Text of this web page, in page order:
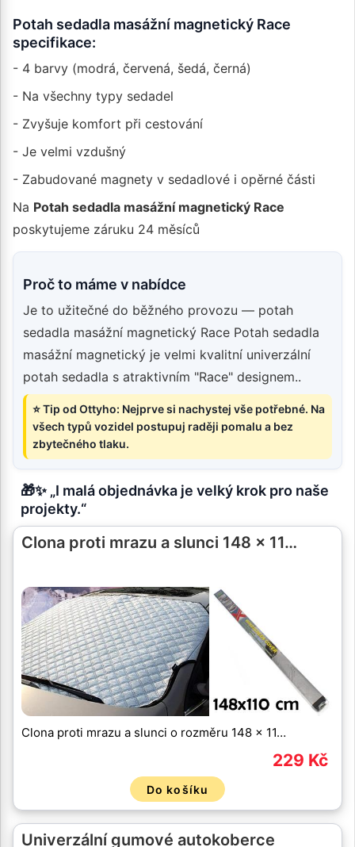
Potah sedadla masážní magnetický Race
specifikace:
- 4 barvy (modrá, červená, šedá, černá)
- Na všechny typy sedadel
- Zvyšuje komfort při cestování
- Je velmi vzdušný
- Zabudované magnety v sedadlové i opěrné části
Na Potah sedadla masážní magnetický Race
poskytujeme záruku 24 měsíců
Proč to máme v nabídce
Je to užitečné do běžného provozu — potah
sedadla masážní magnetický Race Potah sedadla
masážní magnetický je velmi kvalitní univerzální
potah sedadla s atraktivním "Race" designem..
⭐ Tip od Ottyho: Nejprve si nachystej vše potřebné. Na
všech typů vozidel postupuj raději pomalu a bez
zbytečného tlaku.
🎁✨ „I malá objednávka je velký krok pro naše
projekty.“
Clona proti mrazu a slunci 148 x 11…
Clona proti mrazu a slunci o rozměru 148 x 11…
229 Kč
Do košíku
Univerzální gumové autokoberce